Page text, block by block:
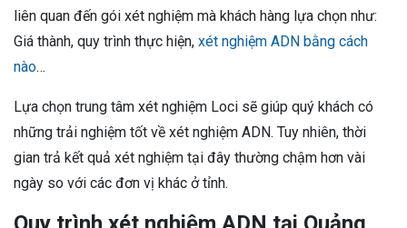
liên quan đến gói xét nghiệm mà khách hàng lựa chọn như:
Giá thành, quy trình thực hiện, xét nghiệm ADN bằng cách
nào…
Lựa chọn trung tâm xét nghiệm Loci sẽ giúp quý khách có
những trải nghiệm tốt về xét nghiệm ADN. Tuy nhiên, thời
gian trả kết quả xét nghiệm tại đây thường chậm hơn vài
ngày so với các đơn vị khác ở tỉnh.